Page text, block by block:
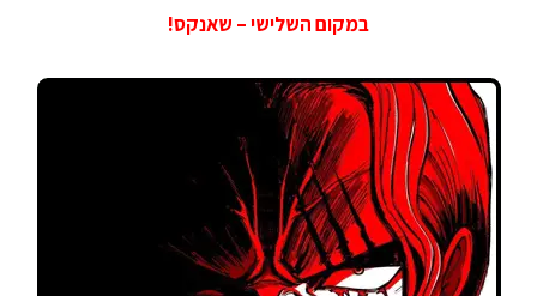
במקום השלישי – שאנקס!